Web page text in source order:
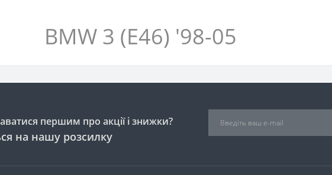
BMW 3 (E46) '98-05
першим про акції і знижки?
на нашу розсилку